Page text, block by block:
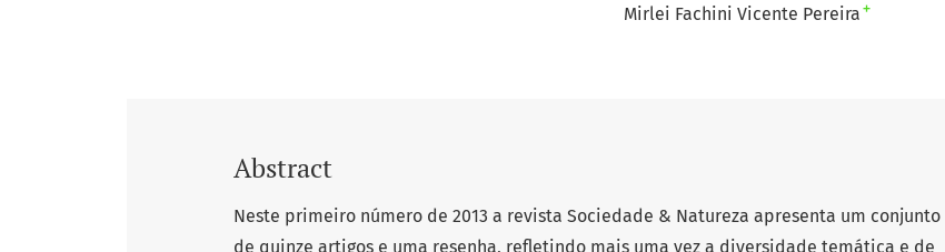
Mirlei Fachini Vicente Pereira +
Abstract
Neste primeiro número de 2013 a revista Sociedade & Natureza apresenta um conjunto
de quinze artigos e uma resenha, refletindo mais uma vez a diversidade temática e de